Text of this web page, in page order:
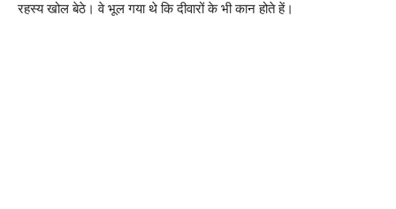
रहस्य खोल बेठे। वे भूल गया थे कि दीवारों के भी कान होते हें।